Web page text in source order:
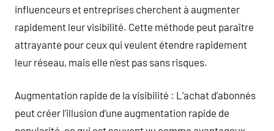
influenceurs et entreprises cherchent à augmenter
rapidement leur visibilité. Cette méthode peut paraître
attrayante pour ceux qui veulent étendre rapidement
leur réseau, mais elle n’est pas sans risques.
Augmentation rapide de la visibilité : L’achat d’abonnés
peut créer l’illusion d’une augmentation rapide de